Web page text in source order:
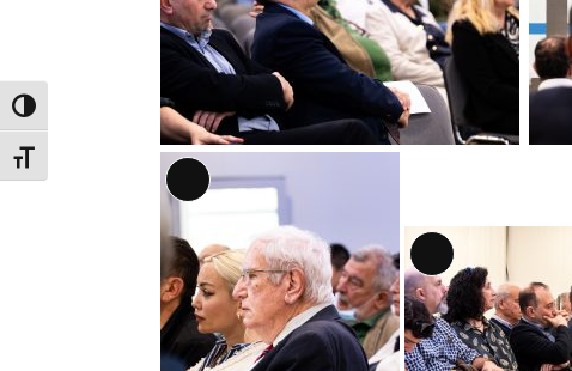
Εναλλαγή Υψηλής Αντίθεσης
Εναλλαγή Μεγέθους Γραμμάτων
Αναλυτική
Αναλυτική
Περιγραφή